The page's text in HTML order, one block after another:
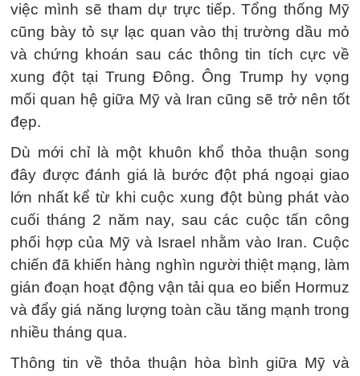
việc mình sẽ tham dự trực tiếp. Tổng thống Mỹ
cũng bày tỏ sự lạc quan vào thị trường dầu mỏ
và chứng khoán sau các thông tin tích cực về
xung đột tại Trung Đông. Ông Trump hy vọng
mối quan hệ giữa Mỹ và Iran cũng sẽ trở nên tốt
đẹp.
Dù mới chỉ là một khuôn khổ thỏa thuận song
đây được đánh giá là bước đột phá ngoại giao
lớn nhất kể từ khi cuộc xung đột bùng phát vào
cuối tháng 2 năm nay, sau các cuộc tấn công
phối hợp của Mỹ và Israel nhằm vào Iran. Cuộc
chiến đã khiến hàng nghìn người thiệt mạng, làm
gián đoạn hoạt động vận tải qua eo biển Hormuz
và đẩy giá năng lượng toàn cầu tăng mạnh trong
nhiều tháng qua.
Thông tin về thỏa thuận hòa bình giữa Mỹ và